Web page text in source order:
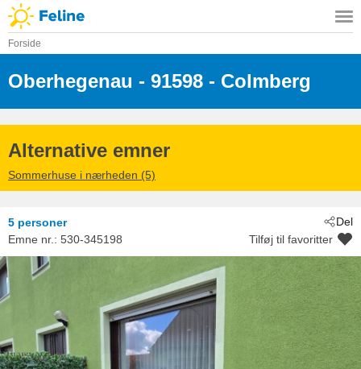
Forside
Oberhegenau - 91598 - Colmberg
Alternative emner
Sommerhuse i nærheden (5)
Del
5 personer
Emne nr.: 530-345198 Tilføj til favoritter